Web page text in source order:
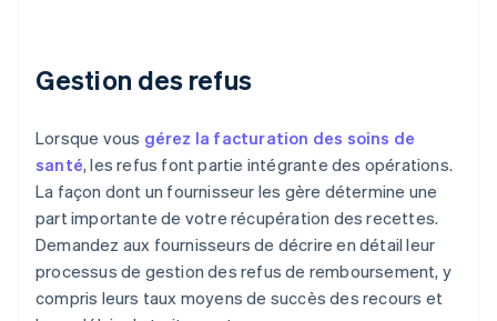
Gestion des refus
Lorsque vous gérez la facturation des soins de
santé, les refus font partie intégrante des opérations.
La façon dont un fournisseur les gère détermine une
part importante de votre récupération des recettes.
Demandez aux fournisseurs de décrire en détail leur
processus de gestion des refus de remboursement, y
compris leurs taux moyens de succès des recours et